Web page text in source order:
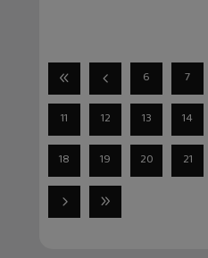
6 7
11 12 13 14
18 19 20 21